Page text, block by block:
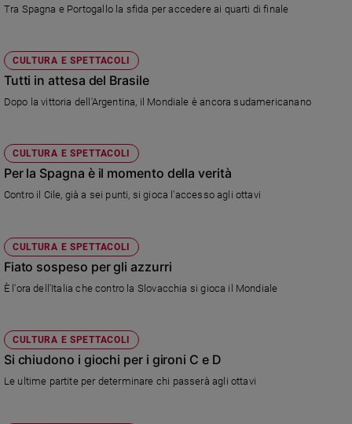
valori
Ambiente
e
Diritti
Aziende
di
della
settimana
Migranti
inclusione
Costume
Tra Spagna e Portogallo la sfida per accedere ai quarti di finale
CULTURA E SPETTACOLI
Tutti in attesa del Brasile
Dopo la vittoria dell'Argentina, il Mondiale è ancora sudamericanano
CULTURA E SPETTACOLI
Per la Spagna è il momento della verità
Contro il Cile, già a sei punti, si gioca l'accesso agli ottavi
CULTURA E SPETTACOLI
Fiato sospeso per gli azzurri
È l'ora dell'Italia che contro la Slovacchia si gioca il Mondiale
CULTURA E SPETTACOLI
Si chiudono i giochi per i gironi C e D
Le ultime partite per determinare chi passerà agli ottavi